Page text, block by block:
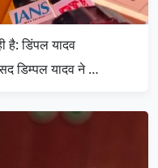
है: डिंपल यादव
डिम्पल यादव ने …